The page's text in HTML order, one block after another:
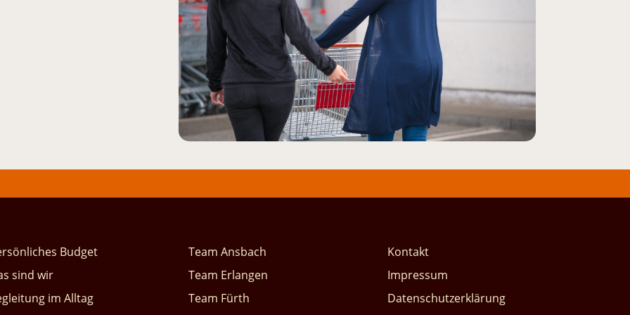
Budget
sind wir
im Alltag
Team Ansbach
Team Erlangen
Team Fürth
Kontakt
Impressum
Datenschutzerklärung